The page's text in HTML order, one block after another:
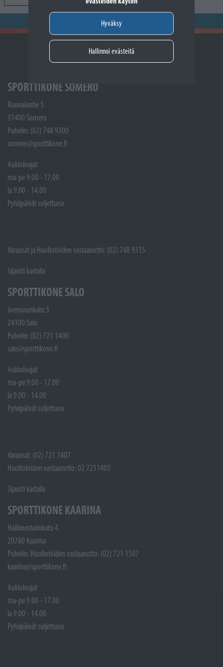
Hyväksy
Hallinnoi evästeitä
SPORTTIKONE SOMERO
Ruunalantie 5
31400 Somero
Puhelin: (02) 748 9300
somero@sporttikone.fi
Aukioloajat
ma-pe 9.00 - 17.00
la 9.00 - 14.00
Pyhäpäivät suljettuna
Varaosat ja Huoltotöiden vastaanotto: (02) 748 9315
Sijainti kartalla
SPORTTIKONE SALO
Joensuunkatu 5
24100 Salo
Puhelin: (02) 721 1400
salo@sporttikone.fi
Aukioloajat
ma-pe 9.00 - 17.00
la 9.00 - 14.00
Pyhäpäivät suljettuna
Varaosat: (02) 721 1407
Huoltotöiden vastaanotto: 02 7211405
Sijainti kartalla
SPORTTIKONE KAARINA
Hallimestarinkatu 4
20780 Kaarina
Puhelin: Huoltotöiden vastaanotto: (02) 721 1507
kaarina@sporttikone.fi
Aukioloajat
ma-pe 9.00 - 17.00
la 9.00 - 14.00
Pyhäpäivät suljettuna